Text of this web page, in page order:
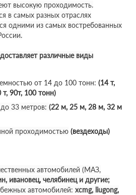
высокую проходимость.
в самых разных отраслях
одними из самых востребованных
различные виды
от 14 до 100 тонн: (14 т,
т, 90т, 100 тонн)
33 метров: (22 м, 25 м, 28 м, 32 м
проходимостью (вездеходы)
автомобилей (МАЗ,
ивановец, челябинец и другие;
автомобилей: xcmg, liugong,